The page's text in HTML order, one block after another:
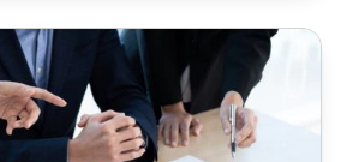
14 خطوة حاسمة في رحلة عملية إدارة المعرفة